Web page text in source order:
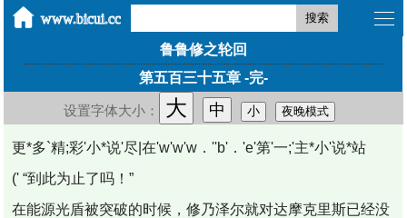
搜索
鲁鲁修之轮回
第五百三十五章 -完-
设置字体大小： 大 中 小 夜晚模式
更*多`精;彩'小*说'尽|在'w'w'w．''b'．'e'第'一;'主*小'说*站
(' “到此为止了吗！”
在能源光盾被突破的时候，修乃泽尔就对达摩克里斯已经没